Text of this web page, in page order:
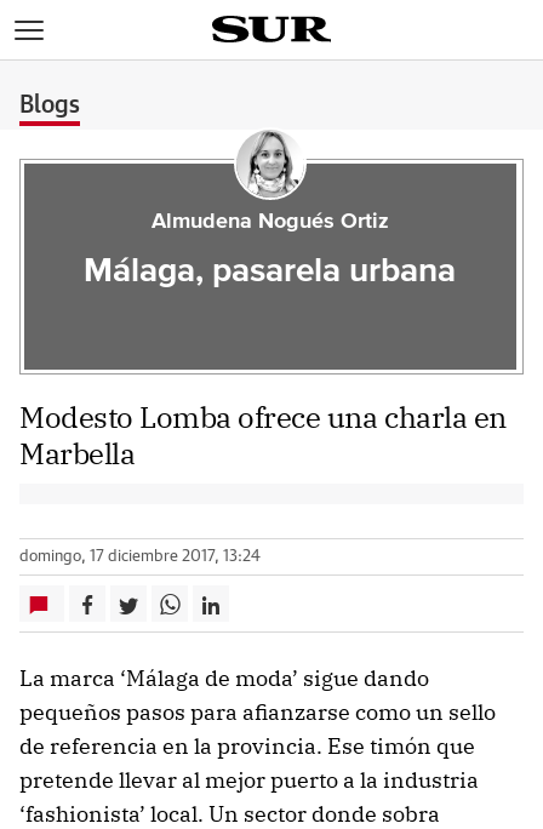
Blogs
Almudena Nogués Ortiz
Málaga, pasarela urbana
Modesto Lomba ofrece una charla en
Marbella
domingo, 17 diciembre 2017, 13:24
La marca ‘Málaga de moda’ sigue dando
pequeños pasos para afianzarse como un sello
de referencia en la provincia. Ese timón que
pretende llevar al mejor puerto a la industria
‘fashionista’ local. Un sector donde sobra